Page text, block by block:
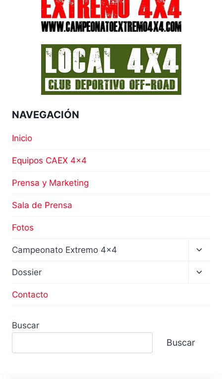
NAVEGACIÓN
Inicio
Equipos CAEX 4×4
Prensa y Marketing
Sala de Prensa
Fotos
Campeonato Extremo 4×4
hijo
Dossier
Contacto
Buscar
Buscar